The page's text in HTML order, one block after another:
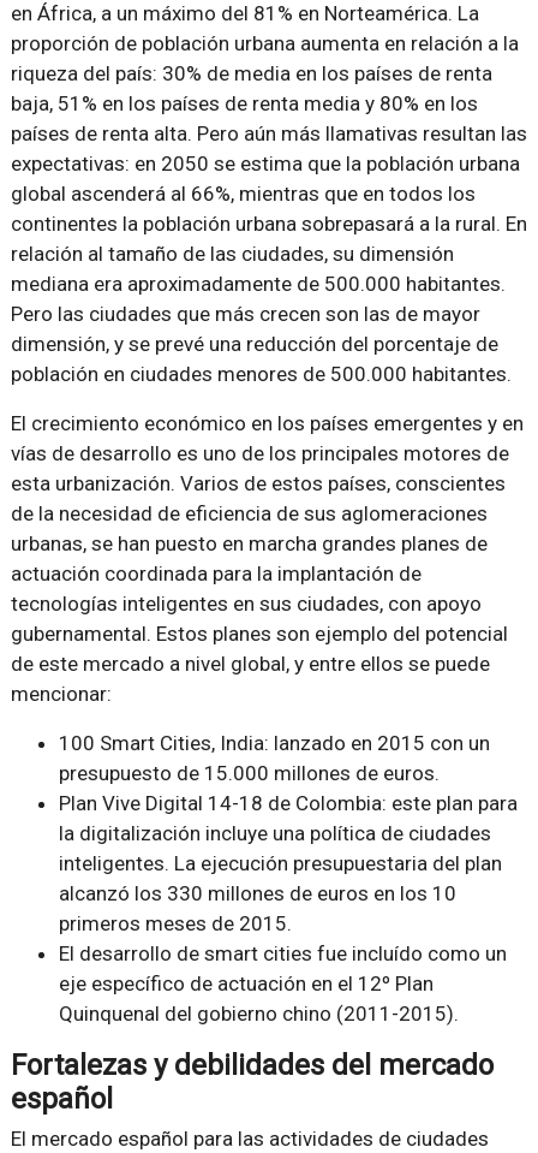
en África, a un máximo del 81% en Norteamérica. La
proporción de población urbana aumenta en relación a la
riqueza del país: 30% de media en los países de renta
baja, 51% en los países de renta media y 80% en los
países de renta alta. Pero aún más llamativas resultan las
expectativas: en 2050 se estima que la población urbana
global ascenderá al 66%, mientras que en todos los
continentes la población urbana sobrepasará a la rural. En
relación al tamaño de las ciudades, su dimensión
mediana era aproximadamente de 500.000 habitantes.
Pero las ciudades que más crecen son las de mayor
dimensión, y se prevé una reducción del porcentaje de
población en ciudades menores de 500.000 habitantes.
El crecimiento económico en los países emergentes y en
vías de desarrollo es uno de los principales motores de
esta urbanización. Varios de estos países, conscientes
de la necesidad de eficiencia de sus aglomeraciones
urbanas, se han puesto en marcha grandes planes de
actuación coordinada para la implantación de
tecnologías inteligentes en sus ciudades, con apoyo
gubernamental. Estos planes son ejemplo del potencial
de este mercado a nivel global, y entre ellos se puede
mencionar:
100 Smart Cities, India: lanzado en 2015 con un
presupuesto de 15.000 millones de euros.
Plan Vive Digital 14-18 de Colombia: este plan para
la digitalización incluye una política de ciudades
inteligentes. La ejecución presupuestaria del plan
alcanzó los 330 millones de euros en los 10
primeros meses de 2015.
El desarrollo de smart cities fue incluído como un
eje específico de actuación en el 12º Plan
Quinquenal del gobierno chino (2011-2015).
Fortalezas y debilidades del mercado
español
El mercado español para las actividades de ciudades